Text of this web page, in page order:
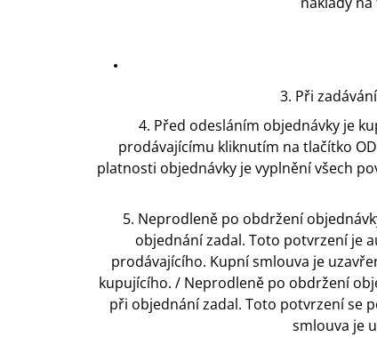
3. Při
4. Před odesláním objednávky je
prodávajícímu kliknutím na tlačítko
platnosti objednávky je vyplnění všech
5. Neprodleně po obdržení
objednání zadal. Toto potvrzení je
prodávajícího. Kupní smlouva je
kupujícího. / Neprodleně po obdržení
při objednání zadal. Toto potvrzení se
smlouva je